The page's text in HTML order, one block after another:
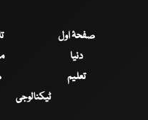
صفحۂ اول
دنیا
تعلیم
ٹیکنالوجی